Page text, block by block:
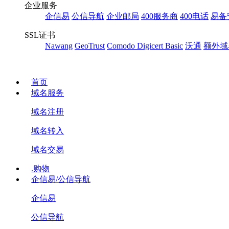
企业服务
企信易 公信导航 企业邮局 400服务商 400电话 易备
SSL证书
Nawang GeoTrust Comodo Digicert Basic 沃通 额外域
首页
域名服务
域名注册
域名转入
域名交易
.购物
企信易/公信导航
企信易
公信导航